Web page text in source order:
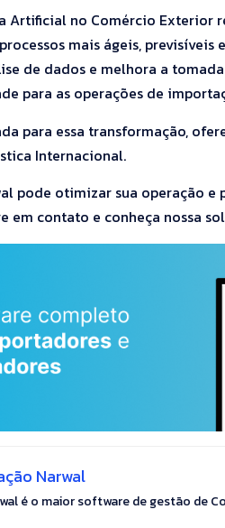
Artificial no Comércio Exterior
mais ágeis,
de dados e melhora a
para as operações de
para essa transformação,
Internacional.
pode otimizar sua operação e
em contato e conheça nossa
Narwal
é o maior software de gestão de